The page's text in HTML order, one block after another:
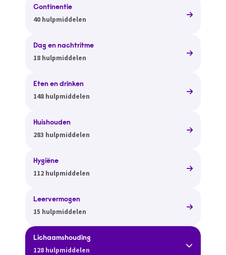
Continentie
40 hulpmiddelen
Dag en nachtritme
18 hulpmiddelen
Eten en drinken
148 hulpmiddelen
Huishouden
283 hulpmiddelen
Hygiëne
112 hulpmiddelen
Leervermogen
15 hulpmiddelen
Lichaamshouding
128 hulpmiddelen